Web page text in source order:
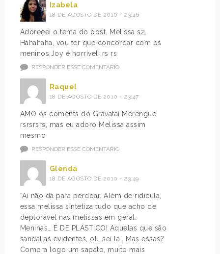
e
l
e
s
c
u
e
s
s
a
s
e
n
d
ê
n
c
i
a
l
<
/
s
t
r
a
o
c
ê
s
!
Q
u
Izabela
18 DE AGOSTO DE 2010 - 23:46
Adoreeei o tema do post. Melissa s2.
Hahahaha, vou ter que concordar com os
meninos,Joy é horrível! rs rs
RESPONDER ESSE COMENTÁRIO
Raquel
18 DE AGOSTO DE 2010 - 23:47
AMO os coments do Gravataí Merengue,
rsrsrsrs, mas eu adoro Melissa assim
mesmo
RESPONDER ESSE COMENTÁRIO
Glenda
18 DE AGOSTO DE 2010 - 23:49
“Aí não dá para perdoar. Além de ridícula,
essa melissa sintetiza tudo que acho de
deplorável nas melissas em geral.
Meninas… É DE PLÁSTICO! Aquelas que são
sandálias evidentes, ok, sei lá… Mas essas?
Compra logo um sapato, muito mais